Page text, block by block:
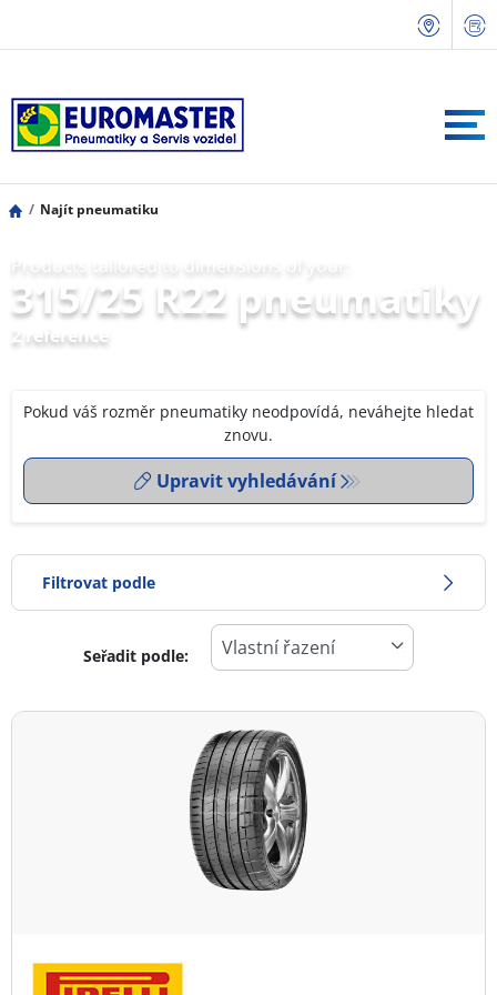
Najít pneumatiku
315/25 R22 pneumatiky
2 reference
Pokud váš rozměr pneumatiky neodpovídá, neváhejte hledat
znovu.
Upravit vyhledávání
Filtrovat podle
Všechny typy (2)
Seřadit podle: